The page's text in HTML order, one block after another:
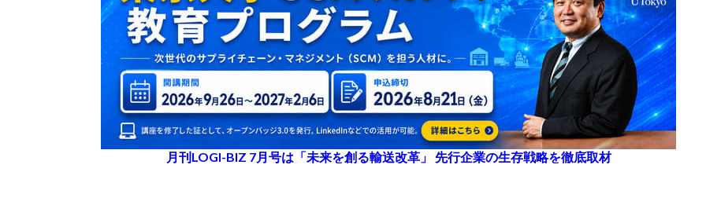
月刊LOGI-BIZ 7月号は「未来を創る輸送改革」 先行企業の生存戦略を徹底取材